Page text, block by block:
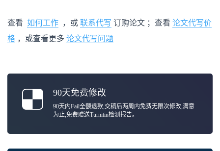
查看 如何工作 ，或 联系代写 订购论文 ；查看 论文代写价
格 ，或查看更多 论文代写问题
90天免费修改
90天内Fail全额退款,交稿后两周内免费无限次修改,满意
为止,免费赠送Turnitin检测报告。